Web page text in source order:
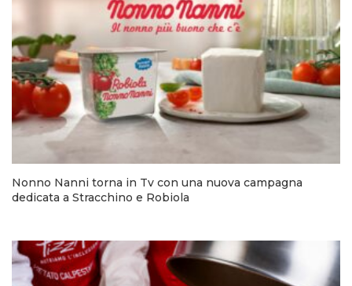
Nonno Nanni torna in Tv con una nuova campagna
dedicata a Stracchino e Robiola